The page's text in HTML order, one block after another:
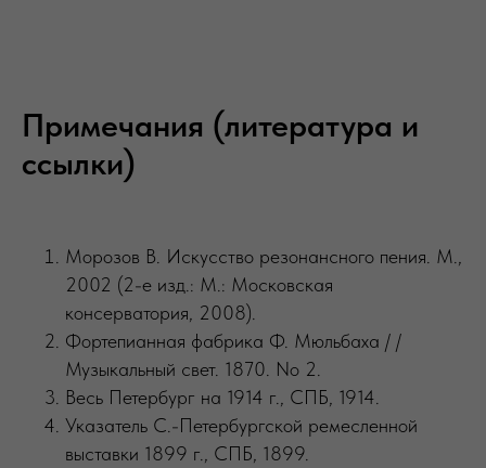
Примечания (литература и
ссылки)
Морозов В. Искусство резонансного пения. М.,
2002 (2-е изд.: М.: Московская
консерватория, 2008).
Фортепианная фабрика Ф. Мюльбаха / /
Музыкальный свет. 1870. No 2.
Весь Петербург на 1914 г., СПБ, 1914.
Указатель С.-Петербургской ремесленной
выставки 1899 г., СПБ, 1899.